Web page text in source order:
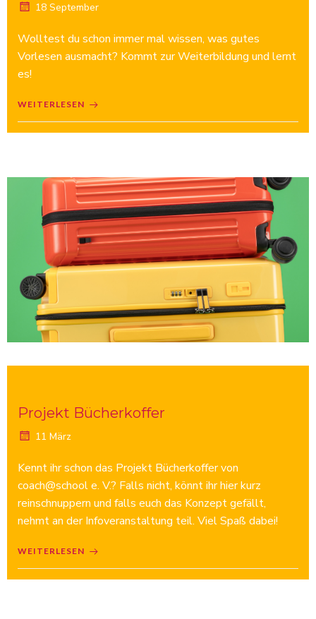
18 September
Wolltest du schon immer mal wissen, was gutes
Vorlesen ausmacht? Kommt zur Weiterbildung und lernt
es!
WEITERLESEN
Projekt Bücherkoffer
11 März
Kennt ihr schon das Projekt Bücherkoffer von
coach@school e. V.? Falls nicht, könnt ihr hier kurz
reinschnuppern und falls euch das Konzept gefällt,
nehmt an der Infoveranstaltung teil. Viel Spaß dabei!
WEITERLESEN